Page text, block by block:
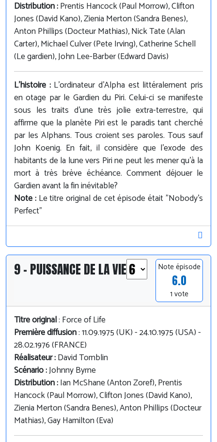
Distribution :Prentis Hancock (Paul Morrow), Clifton
Jones (David Kano), Zienia Merton (Sandra Benes),
Anton Phillips (Docteur Mathias), Nick Tate (Alan
Carter), Michael Culver (Pete Irving), Catherine Schell
(Le gardien), John Lee-Barber (Edward Davis)
L'histoire : L'ordinateur d'Alpha est littéralement pris
en otage par le Gardien du Piri. Celui-ci se manifeste
sous les traits d'une très jolie extra-terrestre, qui
affirme que la planète Piri est le paradis tant cherché
par les Alphans. Tous croient ses paroles. Tous sauf
John Koenig. En fait, il considère que l'exode des
habitants de la lune vers Piri ne peut les mener qu'à la
mort à très brève échéance. Comment déjouer le
Gardien avant la fin inévitable?
Note : Le titre original de cet épisode était "Nobody's
Perfect"
9 - PUISSANCE DE LA VIE Note épisode
6.0
1 vote
Titre original: Force of Life
Première diffusion: 11.09.1975 (UK) - 24.10.1975 (USA) -
28.02.1976 (FRANCE)
Réalisateur :David Tomblin
Scénario :Johnny Byrne
Distribution :Ian McShane (Anton Zoref), Prentis
Hancock (Paul Morrow), Clifton Jones (David Kano),
Zienia Merton (Sandra Benes), Anton Phillips (Docteur
Mathias), Gay Hamilton (Eva)